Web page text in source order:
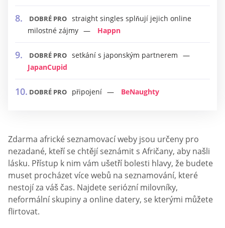
DOBRÉ PRO straight singles splňují jejich online
milostné zájmy
Happn
DOBRÉ PRO setkání s japonským partnerem
JapanCupid
DOBRÉ PRO připojení BeNaughty
Zdarma africké seznamovací weby jsou určeny pro
nezadané, kteří se chtějí seznámit s Afričany, aby našli
lásku. Přístup k nim vám ušetří bolesti hlavy, že budete
muset procházet více webů na seznamování, které
nestojí za váš čas. Najdete seriózní milovníky,
neformální skupiny a online datery, se kterými můžete
flirtovat.